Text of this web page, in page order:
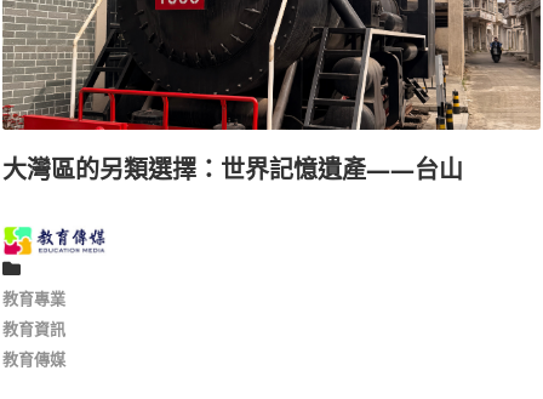
大灣區的另類選擇：世界記憶遺產——台山
教育專業
教育資訊
教育傳媒